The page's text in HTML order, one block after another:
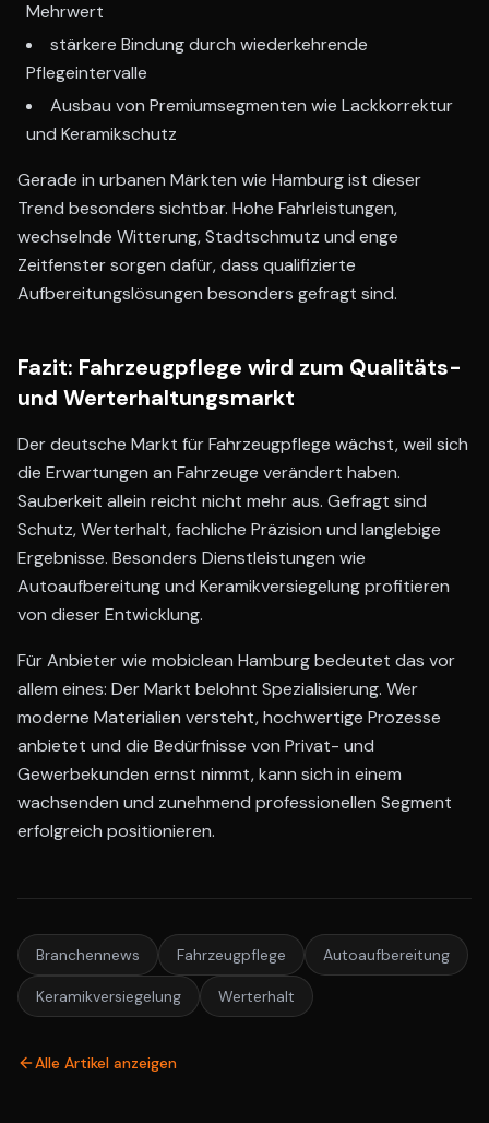
Mehrwert
stärkere Bindung durch wiederkehrende
Pflegeintervalle
Ausbau von Premiumsegmenten wie Lackkorrektur
und Keramikschutz
Gerade in urbanen Märkten wie Hamburg ist dieser
Trend besonders sichtbar. Hohe Fahrleistungen,
wechselnde Witterung, Stadtschmutz und enge
Zeitfenster sorgen dafür, dass qualifizierte
Aufbereitungslösungen besonders gefragt sind.
Fazit: Fahrzeugpflege wird zum Qualitäts-
und Werterhaltungsmarkt
Der deutsche Markt für Fahrzeugpflege wächst, weil sich
die Erwartungen an Fahrzeuge verändert haben.
Sauberkeit allein reicht nicht mehr aus. Gefragt sind
Schutz, Werterhalt, fachliche Präzision und langlebige
Ergebnisse. Besonders Dienstleistungen wie
Autoaufbereitung und Keramikversiegelung profitieren
von dieser Entwicklung.
Für Anbieter wie mobiclean Hamburg bedeutet das vor
allem eines: Der Markt belohnt Spezialisierung. Wer
moderne Materialien versteht, hochwertige Prozesse
anbietet und die Bedürfnisse von Privat- und
Gewerbekunden ernst nimmt, kann sich in einem
wachsenden und zunehmend professionellen Segment
erfolgreich positionieren.
Branchennews Fahrzeugpflege Autoaufbereitung
Keramikversiegelung Werterhalt
Alle Artikel anzeigen